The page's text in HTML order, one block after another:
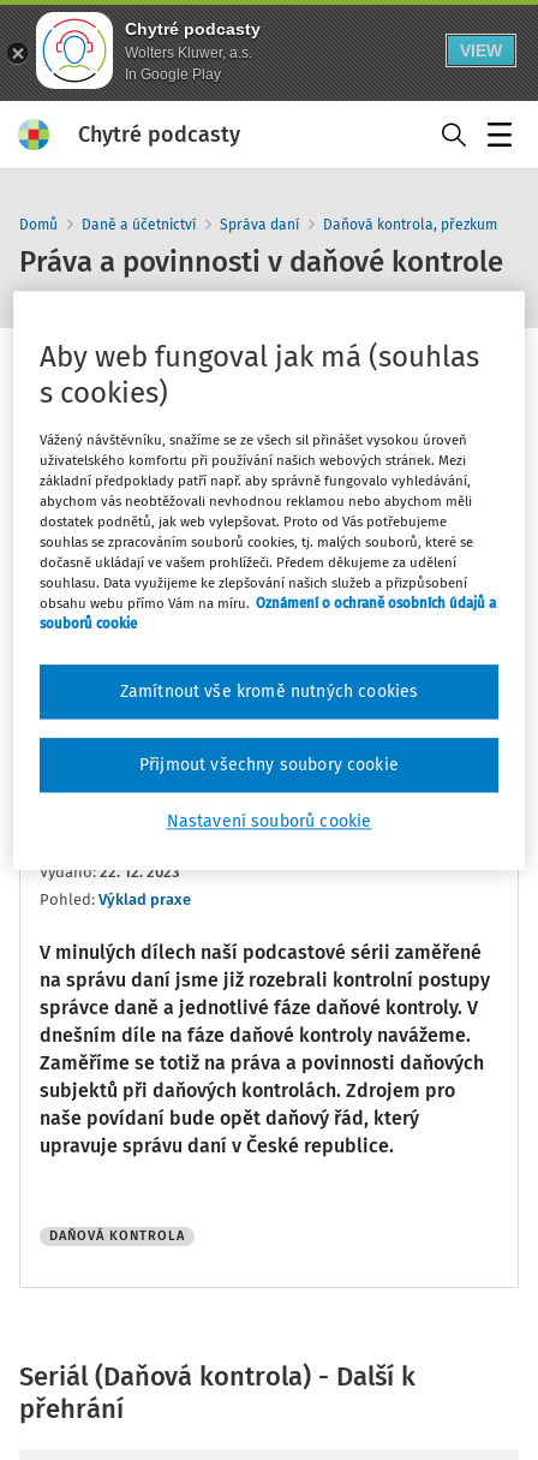
Chytré podcasty
Wolters Kluwer, a.s.
In Google Play
VIEW
Chytré podcasty
Domů Daně a účetnictví Správa daní Daňová kontrola, přezkum
Práva a povinnosti v daňové kontrole
0:00 02:26
10 30 1x
Oblíbené
Poznámka Sledovat
Informace Přepis Související
EKP Advisory, s.r.o.
Vydáno: 22. 12. 2023
Pohled: Výklad praxe
V minulých dílech naší podcastové sérii zaměřené
na správu daní jsme již rozebrali kontrolní postupy
správce daně a jednotlivé fáze daňové kontroly. V
dnešním díle na fáze daňové kontroly navážeme.
Zaměříme se totiž na práva a povinnosti daňových
subjektů při daňových kontrolách. Zdrojem pro
naše povídaní bude opět daňový řád, který
upravuje správu daní v České republice.
DAŇOVÁ KONTROLA
Seriál (Daňová kontrola) - Další k
přehrání
Aby web fungoval jak má (souhlas
s cookies)
Vážený návštěvníku, snažíme se ze všech sil přinášet vysokou úroveň
uživatelského komfortu při používání našich webových stránek. Mezi
základní předpoklady patří např. aby správně fungovalo vyhledávání,
abychom vás neobtěžovali nevhodnou reklamou nebo abychom měli
dostatek podnětů, jak web vylepšovat. Proto od Vás potřebujeme
souhlas se zpracováním souborů cookies, tj. malých souborů, které se
dočasně ukládají ve vašem prohlížeči. Předem děkujeme za udělení
souhlasu. Data využijeme ke zlepšování našich služeb a přizpůsobení
obsahu webu přímo Vám na míru. Oznámení o ochraně osobních údajů a
souborů cookie
Nastavení souborů cookie
Zamítnout vše kromě nutných cookies
Přijmout všechny soubory cookie